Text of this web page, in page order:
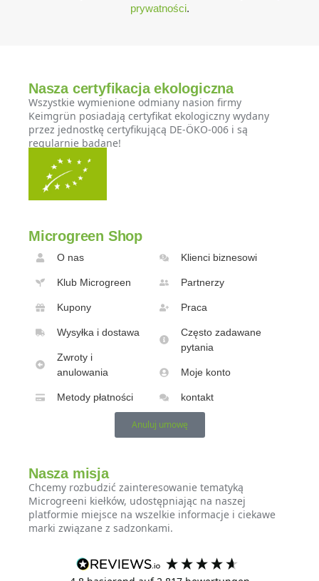
prywatności.
Nasza certyfikacja ekologiczna
Wszystkie wymienione odmiany nasion firmy
Keimgrün posiadają certyfikat ekologiczny wydany
przez jednostkę certyfikującą DE-ÖKO-006 i są
regularnie badane!
Microgreen Shop
O nas
Klub Microgreen
Kupony
Wysyłka i dostawa
Zwroty i
anulowania
Metody płatności
Klienci biznesowi
Partnerzy
Praca
Często zadawane
pytania
Moje konto
kontakt
Anuluj umowę
Nasza misja
Chcemy rozbudzić zainteresowanie tematyką
Microgreeni kiełków, udostępniając na naszej
platformie miejsce na wszelkie informacje i ciekawe
marki związane z sadzonkami.